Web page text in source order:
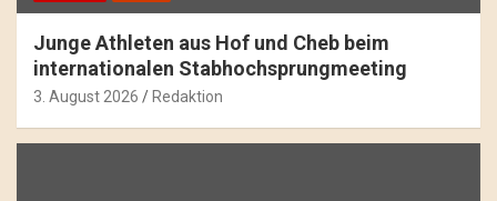
Junge Athleten aus Hof und Cheb beim
internationalen Stabhochsprungmeeting
3. August 2026 Redaktion